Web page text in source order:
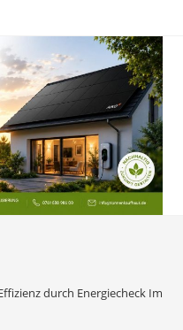
durch Energiecheck